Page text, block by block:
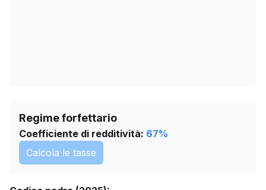
Regime forfettario
Coefficiente di redditività: 67%
Calcola le tasse